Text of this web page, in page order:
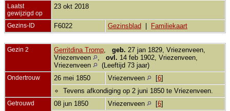
Laatst
gewijzigd op
23 okt 2018
Gezins-ID F6022 Gezinsblad Familiekaart
Gezin 2 Gerritdina Tromp geb. 27 jan 1829, Vriezenveen,
Vriezenveen
ovl. 14 feb 1902, Vriezenveen,
Vriezenveen
(Leeftijd 73 jaar)
Ondertrouw 26 mei 1850 Vriezenveen [6]
Tevens afkondiging op 2 juni 1850 te Vriezenveen.
Getrouwd 08 jun 1850 Vriezenveen [6]